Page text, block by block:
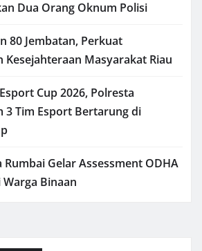
Dua Orang Oknum Polisi
80 Jembatan, Perkuat
Kesejahteraan Masyarakat Riau
Cup 2026, Polresta
3 Tim Esport Bertarung di
Gelar Assessment ODHA
Binaan